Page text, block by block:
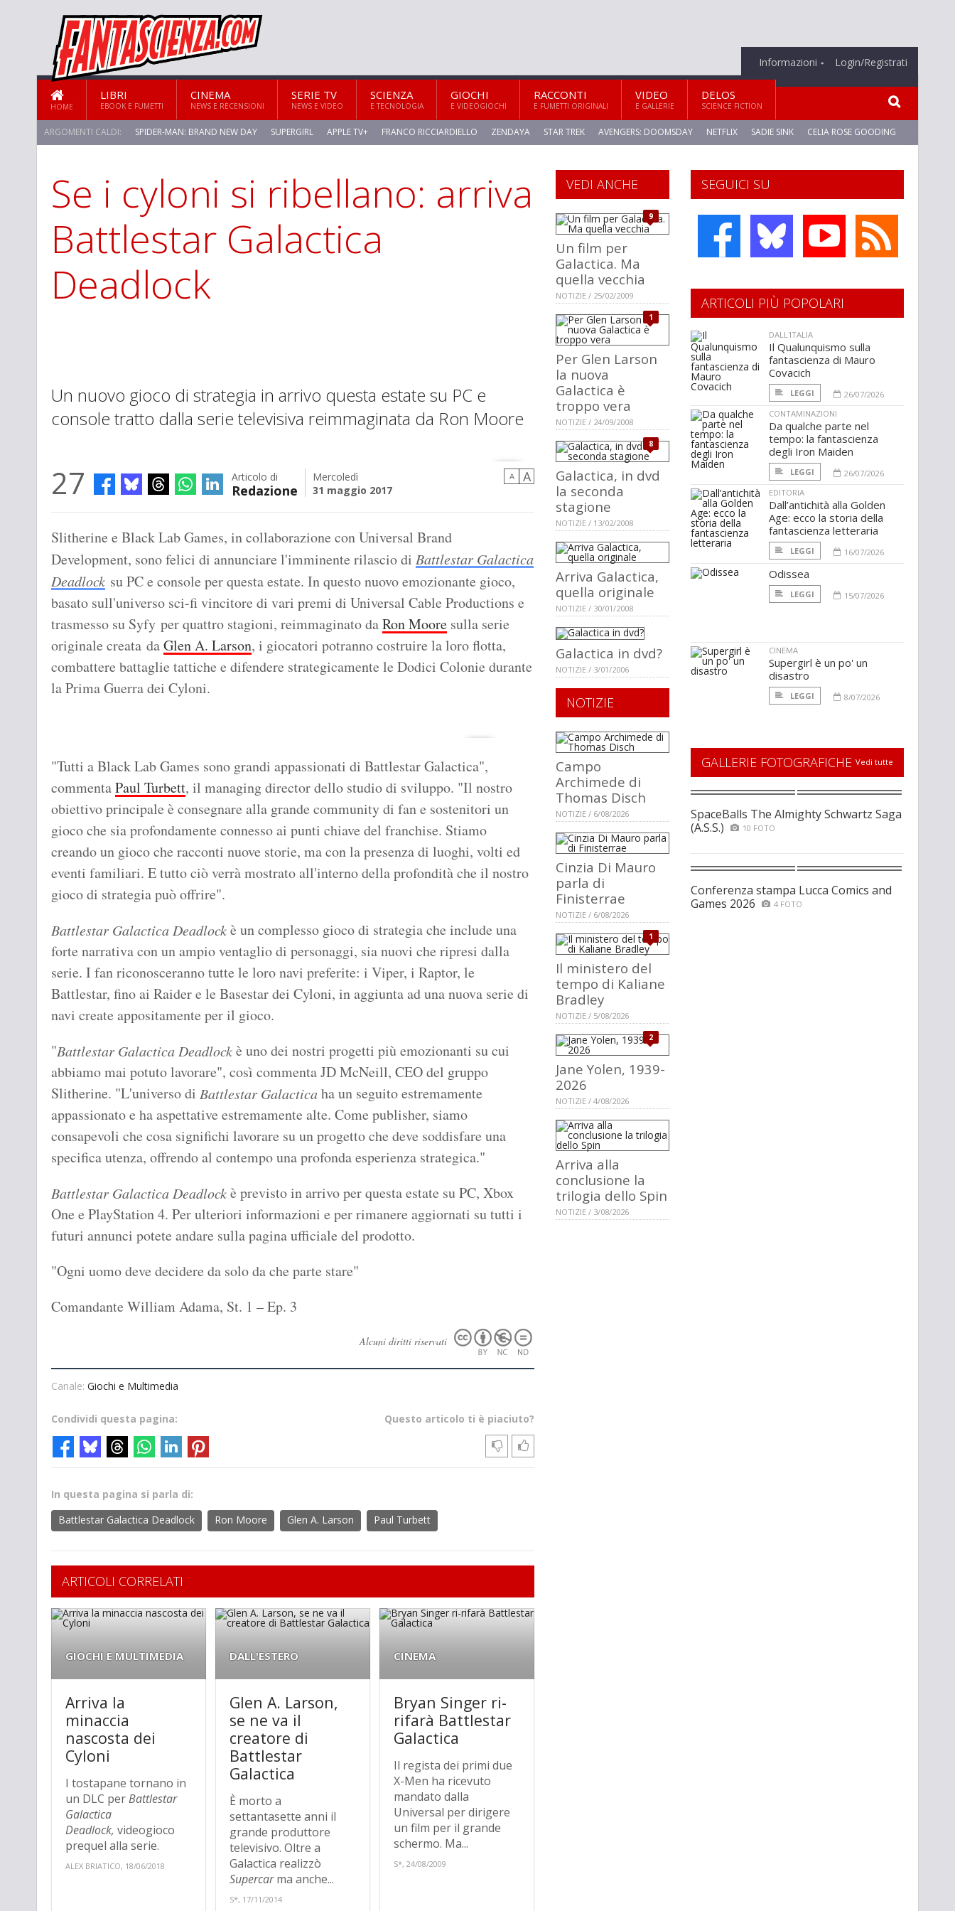
Informazioni Login/Registrati
HOME
LIBRI
EBOOK E FUMETTI
CINEMA
NEWS E RECENSIONI
SERIE TV
NEWS E VIDEO
SCIENZA
E TECNOLOGIA
GIOCHI
E VIDEOGIOCHI
RACCONTI
E FUMETTI ORIGINALI
VIDEO
E GALLERIE
DELOS
SCIENCE FICTION
ARGOMENTI CALDI: SPIDER-MAN: BRAND NEW DAY SUPERGIRL APPLE TV+ FRANCO RICCIARDIELLO ZENDAYA STAR TREK AVENGERS: DOOMSDAY NETFLIX SADIE SINK CELIA ROSE GOODING
Se i cyloni si ribellano: arriva
Battlestar Galactica
Deadlock
Un nuovo gioco di strategia in arrivo questa estate su PC e
console tratto dalla serie televisiva reimmaginata da Ron Moore
27 Articolo di
Redazione
Mercoledì
31 maggio 2017
A A
Slitherine e Black Lab Games, in collaborazione con Universal Brand
Development, sono felici di annunciare l'imminente rilascio di Battlestar Galactica
Deadlock su PC e console per questa estate. In questo nuovo emozionante gioco,
basato sull'universo sci-fi vincitore di vari premi di Universal Cable Productions e
trasmesso su Syfy per quattro stagioni, reimmaginato daRon Moore sulla serie
originale creata daGlen A. Larson, i giocatori potranno costruire la loro flotta,
combattere battaglie tattiche e difendere strategicamente le Dodici Colonie durante
la Prima Guerra dei Cyloni.
"Tutti a Black Lab Games sono grandi appassionati di Battlestar Galactica",
commentaPaul Turbett, il managing director dello studio di sviluppo. "Il nostro
obiettivo principale è consegnare alla grande community di fan e sostenitori un
gioco che sia profondamente connesso ai punti chiave del franchise. Stiamo
creando un gioco che racconti nuove storie, ma con la presenza di luoghi, volti ed
eventi familiari. E tutto ciò verrà mostrato all'interno della profondità che il nostro
gioco di strategia può offrire".
Battlestar Galactica Deadlockè un complesso gioco di strategia che include una
forte narrativa con un ampio ventaglio di personaggi, sia nuovi che ripresi dalla
serie. I fan riconosceranno tutte le loro navi preferite: i Viper, i Raptor, le
Battlestar, fino ai Raider e le Basestar dei Cyloni, in aggiunta ad una nuova serie di
navi create appositamente per il gioco.
"Battlestar Galactica Deadlockè uno dei nostri progetti più emozionanti su cui
abbiamo mai potuto lavorare", così commenta JD McNeill, CEO del gruppo
Slitherine. "L'universo di Battlestar Galacticaha un seguito estremamente
appassionato e ha aspettative estremamente alte. Come publisher, siamo
consapevoli che cosa significhi lavorare su un progetto che deve soddisfare una
specifica utenza, offrendo al contempo una profonda esperienza strategica."
Battlestar Galactica Deadlockè previsto in arrivo per questa estate su PC, Xbox
One e PlayStation 4. Per ulteriori informazioni e per rimanere aggiornati su tutti i
futuri annunci potete andare sulla pagina ufficiale del prodotto.
"Ogni uomo deve decidere da solo da che parte stare"
Comandante William Adama, St. 1 – Ep. 3
Alcuni diritti riservati
Canale: Giochi e Multimedia
Questo articolo ti è piaciuto?
Condividi questa pagina:
In questa pagina si parla di:
Battlestar Galactica Deadlock
Ron Moore Glen A. Larson Paul Turbett
ARTICOLI CORRELATI
GIOCHI E MULTIMEDIA
Arriva la
minaccia
nascosta dei
Cyloni
I tostapane tornano in
un DLC perBattlestar
Galactica
Deadlock, videogioco
prequel alla serie.
ALEX BRIATICO, 18/06/2018
DALL'ESTERO
Glen A. Larson,
se ne va il
creatore di
Battlestar
Galactica
È morto a
settantasette anni il
grande produttore
televisivo. Oltre a
Galactica realizzò
Supercarma anche...
S*, 17/11/2014
CINEMA
Bryan Singer ri-
rifarà Battlestar
Galactica
Il regista dei primi due
X-Men ha ricevuto
mandato dalla
Universal per dirigere
un film per il grande
schermo. Ma...
S*, 24/08/2009
SEGUICI SU
VEDI ANCHE
9
Un film per
Galactica. Ma
quella vecchia
NOTIZIE / 25/02/2009
1
Per Glen Larson
la nuova
Galactica è
troppo vera
NOTIZIE / 24/09/2008
8
Galactica, in dvd
la seconda
stagione
NOTIZIE / 13/02/2008
Arriva Galactica,
quella originale
NOTIZIE / 30/01/2008
Galactica in dvd?
NOTIZIE / 3/01/2006
NOTIZIE
Campo
Archimede di
Thomas Disch
NOTIZIE / 6/08/2026
Cinzia Di Mauro
parla di
Finisterrae
NOTIZIE / 6/08/2026
1
Il ministero del
tempo di Kaliane
Bradley
NOTIZIE / 5/08/2026
2
Jane Yolen, 1939-
2026
NOTIZIE / 4/08/2026
Arriva alla
conclusione la
trilogia dello Spin
NOTIZIE / 3/08/2026
ARTICOLI PIÙ POPOLARI
DALL'ITALIA
Il Qualunquismo sulla
fantascienza di Mauro
Covacich
LEGGI
26/07/2026
CONTAMINAZIONI
Da qualche parte nel
tempo: la fantascienza
degli Iron Maiden
LEGGI
26/07/2026
EDITORIA
Dall’antichità alla Golden
Age: ecco la storia della
fantascienza letteraria
LEGGI 16/07/2026
Odissea
LEGGI 15/07/2026
CINEMA
Supergirl è un po' un
disastro
LEGGI 8/07/2026
GALLERIE FOTOGRAFICHE Vedi tutte
SpaceBalls The Almighty Schwartz Saga
(A.S.S.)
10 FOTO
Conferenza stampa Lucca Comics and
Games 2026
4 FOTO